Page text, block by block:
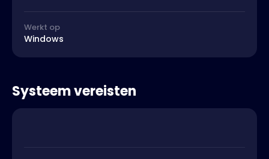
Werkt op
Windows
Systeem vereisten